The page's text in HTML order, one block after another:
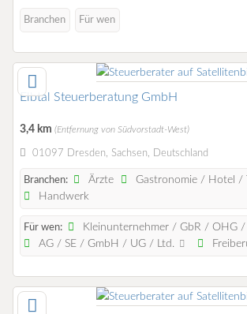
Branchen Für wen
Elbtal Steuerberatung GmbH
3,4 km (Entfernung von Südvorstadt-West)
01097 Dresden, Sachsen, Deutschland
Branchen: Ärzte
Gastronomie / Hotel /
Handwerk
Für wen:
Kleinunternehmer / GbR / OHG /
AG / SE / GmbH / UG / Ltd.